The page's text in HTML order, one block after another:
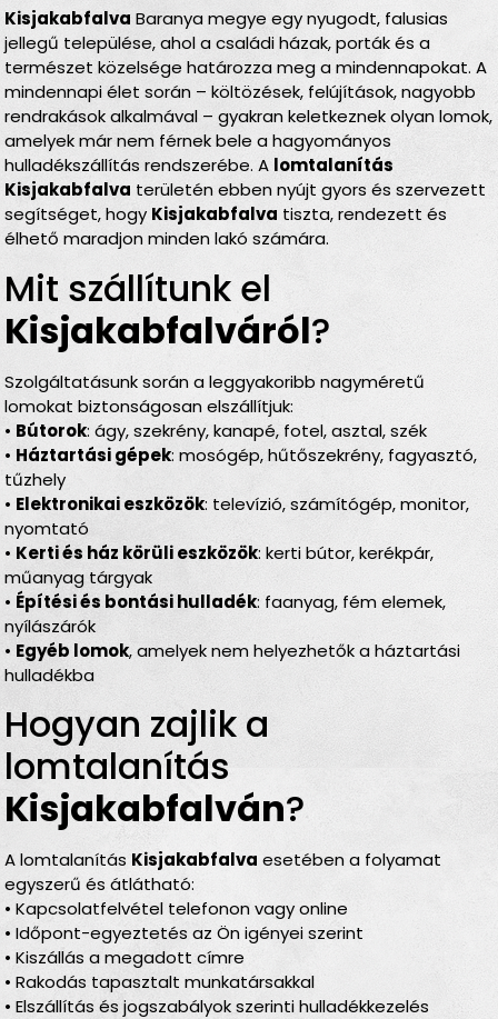
Kisjakabfalva Baranya megye egy nyugodt, falusias
jellegű települése, ahol a családi házak, porták és a
természet közelsége határozza meg a mindennapokat. A
mindennapi élet során – költözések, felújítások, nagyobb
rendrakások alkalmával – gyakran keletkeznek olyan lomok,
amelyek már nem férnek bele a hagyományos
hulladékszállítás rendszerébe. A lomtalanítás
Kisjakabfalva területén ebben nyújt gyors és szervezett
segítséget, hogy Kisjakabfalva tiszta, rendezett és
élhető maradjon minden lakó számára.
Mit szállítunk el
Kisjakabfalváról?
Szolgáltatásunk során a leggyakoribb nagyméretű
lomokat biztonságosan elszállítjuk:
• Bútorok: ágy, szekrény, kanapé, fotel, asztal, szék
• Háztartási gépek: mosógép, hűtőszekrény, fagyasztó,
tűzhely
• Elektronikai eszközök: televízió, számítógép, monitor,
nyomtató
• Kerti és ház körüli eszközök: kerti bútor, kerékpár,
műanyag tárgyak
• Építési és bontási hulladék: faanyag, fém elemek,
nyílászárók
• Egyéb lomok, amelyek nem helyezhetők a háztartási
hulladékba
Hogyan zajlik a
lomtalanítás
Kisjakabfalván?
A lomtalanítás Kisjakabfalva esetében a folyamat
egyszerű és átlátható:
• Kapcsolatfelvétel telefonon vagy online
• Időpont-egyeztetés az Ön igényei szerint
• Kiszállás a megadott címre
• Rakodás tapasztalt munkatársakkal
• Elszállítás és jogszabályok szerinti hulladékkezelés